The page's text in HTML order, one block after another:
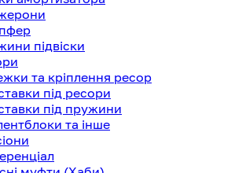
підвіски
та кріплення ресор
під ресори
під пружини
та інше